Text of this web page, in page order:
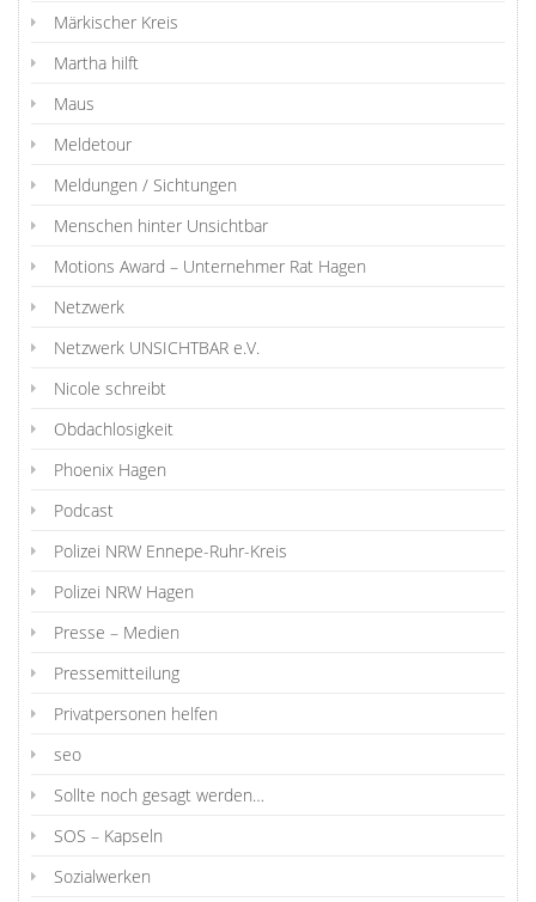
Märkischer Kreis
Martha hilft
Maus
Meldetour
Meldungen / Sichtungen
Menschen hinter Unsichtbar
Motions Award – Unternehmer Rat Hagen
Netzwerk
Netzwerk UNSICHTBAR e.V.
Nicole schreibt
Obdachlosigkeit
Phoenix Hagen
Podcast
Polizei NRW Ennepe-Ruhr-Kreis
Polizei NRW Hagen
Presse – Medien
Pressemitteilung
Privatpersonen helfen
seo
Sollte noch gesagt werden…
SOS – Kapseln
Sozialwerken